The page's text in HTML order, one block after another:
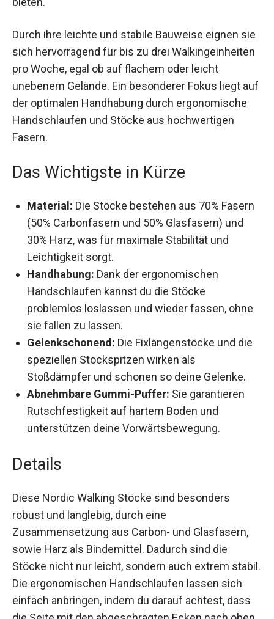
sie sich hervorragend für bis zu drei
Walkingeinheiten pro Woche, egal ob auf flachem
oder leicht unebenem Gelände. Ein besonderer
Fokus liegt auf der optimalen Handhabung durch
ergonomische Handschlaufen und Stöcke aus
hochwertigen Fasern.
Das Wichtigste in Kürze
Fasern (50% Carbonfasern und 50%
Glasfasern) und 30% Harz, was für maximale
Stabilität und Leichtigkeit sorgt.
Handhabung:Dank der ergonomischen
Handschlaufen kannst du die Stöcke
problemlos loslassen und wieder fassen,
ohne sie fallen zu lassen.
Gelenkschonend:Die Fixlängenstöcke und die
speziellen Stockspitzen wirken als
Stoßdämpfer und schonen so deine Gelenke.
Abnehmbare Gummi-Puffer:Sie garantieren
Rutschfestigkeit auf hartem Boden und
unterstützen deine Vorwärtsbewegung.
Details
robust und langlebig, durch eine
Zusammensetzung aus Carbon- und Glasfasern,
sowie Harz als Bindemittel. Dadurch sind die
Stöcke nicht nur leicht, sondern auch extrem
stabil. Die ergonomischen Handschlaufen lassen
sich einfach anbringen, indem du darauf achtest,
dass die Seite mit den abgeschrägten Ecken